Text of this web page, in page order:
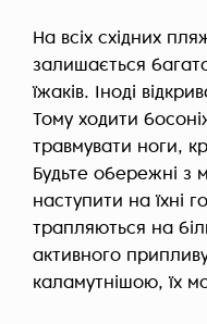
На всіх східних
залишається
їжаків. Іноді
Тому ходити
травмувати ноги,
Будьте обережні з
наступити на їхні
трапляються на
активного
каламутнішою, їх